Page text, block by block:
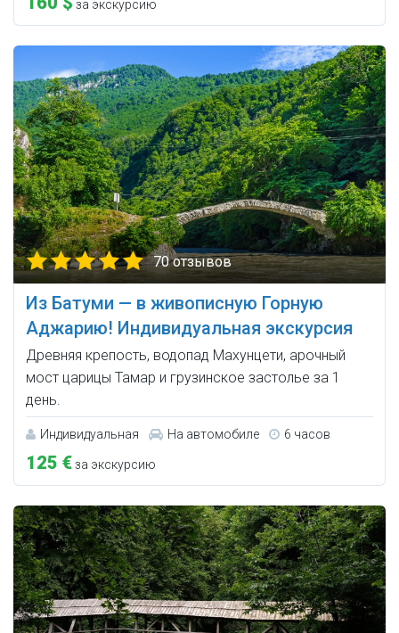
за экскурсию
70 отзывов
Из Батуми — в живописную Горную
Аджарию! Индивидуальная экскурсия
Древняя крепость, водопад Махунцети, арочный
мост царицы Тамар и грузинское застолье за 1
день.
Индивидуальная На автомобиле 6 часов
125 €за экскурсию